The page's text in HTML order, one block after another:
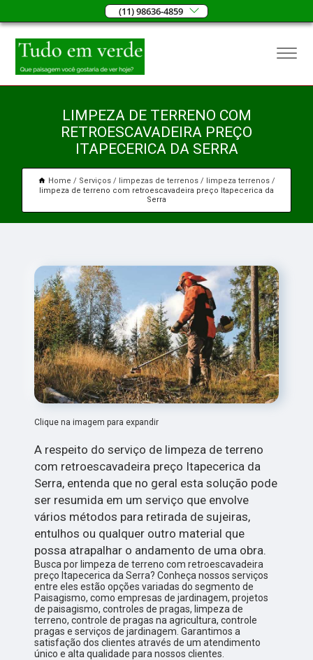
(11) 98636-4859
LIMPEZA DE TERRENO COM
RETROESCAVADEIRA PREÇO
ITAPECERICA DA SERRA
Home Serviços limpezas de terrenos
limpeza terrenos
limpeza de terreno com retroescavadeira preço Itapecerica da
Serra
Clique na imagem para expandir
A respeito do serviço de limpeza de terreno
com retroescavadeira preço Itapecerica da
Serra, entenda que no geral esta solução pode
ser resumida em um serviço que envolve
vários métodos para retirada de sujeiras,
entulhos ou qualquer outro material que
possa atrapalhar o andamento de uma obra.
Busca por limpeza de terreno com retroescavadeira
preço Itapecerica da Serra? Conheça nossos serviços
entre eles estão opções variadas do segmento de
Paisagismo, como empresas de jardinagem, projetos
de paisagismo, controles de pragas, limpeza de
terreno, controle de pragas na agricultura, controle
pragas e serviços de jardinagem. Garantimos a
satisfação dos clientes através de um atendimento
único e alta qualidade para nossos clientes.